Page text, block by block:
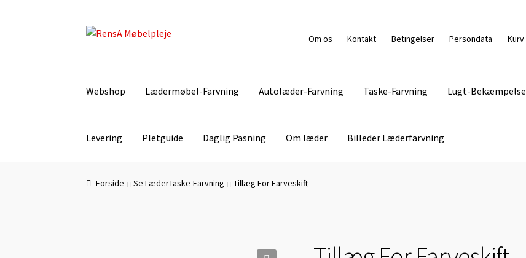
Spring
Spring
Om os Kontakt Betingelser Persondata Kurv
Webshop Lædermøbel-Farvning Autolæder-Farvning Taske-Farvning Lugt-Bekæmpelse
Levering Pletguide Daglig Pasning Om læder Billeder Læderfarvning
Forside Autolæder-Farvning Betingelser Daglig Pasning
Forside Se LæderTaske-Farvning Tillæg For Farveskift